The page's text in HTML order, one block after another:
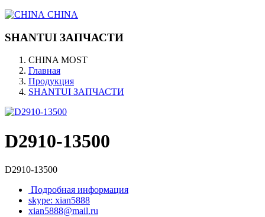
CHINA
SHANTUI ЗАПЧАСТИ
CHINA MOST
Главная
Продукция
SHANTUI ЗАПЧАСТИ
D2910-13500
D2910-13500
Подробная информация
skype: xian5888
xian5888@mail.ru